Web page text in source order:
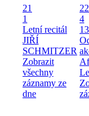
21
1
Letní recitál
JIŘÍ
SCHMITZER
Zobrazit
všechny
záznamy ze
dne
22
4